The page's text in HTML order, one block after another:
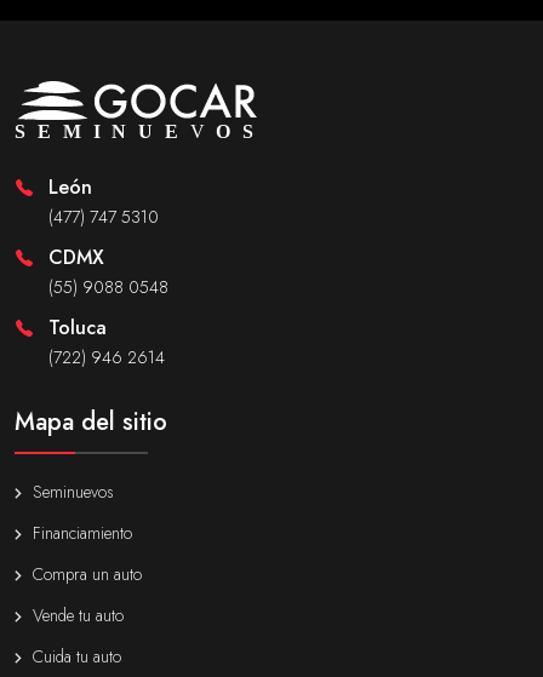
León
(477) 747 5310
CDMX
(55) 9088 0548
Toluca
(722) 946 2614
Mapa del sitio
Seminuevos
Financiamiento
Compra un auto
Vende tu auto
Cuida tu auto